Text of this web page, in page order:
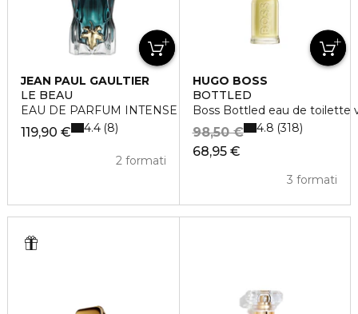
JEAN PAUL GAULTIER
LE BEAU
EAU DE PARFUM INTENSE
119,90 €
2 formati
4.4 8
HUGO BOSS
BOTTLED
Boss Bottled eau de toilette
68,95 €
98,50 €
3 formati
4.8 318